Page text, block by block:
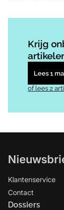
Krijg
Lees 1
of lees 2
Klantenservice
Contact
Dossiers